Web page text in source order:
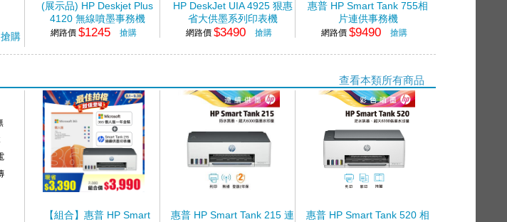
搶購
(展示品) HP Deskjet Plus
4120 無線噴墨事務機
網路價 $1245 搶購
HP DeskJet UIA 4925 狠惠
省大供墨系列印表機
網路價 $3490 搶購
惠普 HP Smart Tank 755相
片連供事務機
網路價 $9490 搶購
查看本類所有商品
【組合】惠普 HP Smart
惠普 HP Smart Tank 215 連
惠普 HP Smart Tank 520 相